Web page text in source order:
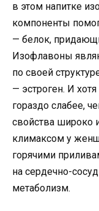
в этом напитке
компоненты
— белок,
Изофлавоны
по своей
— эстроген. И
гораздо слабее,
свойства широко
климаксом у
горячими
на сердечно-
метаболизм.